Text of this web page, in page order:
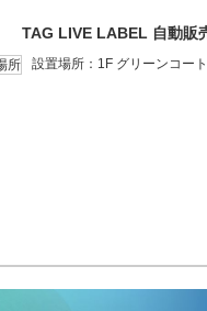
TAG LIVE LABEL 自動販
所 設置場所：1F グリーンコート